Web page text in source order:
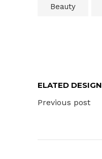
Beauty
ELATED DESIGN
Previous post